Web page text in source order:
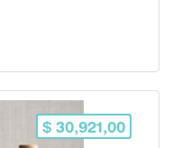
$ 30,921,00